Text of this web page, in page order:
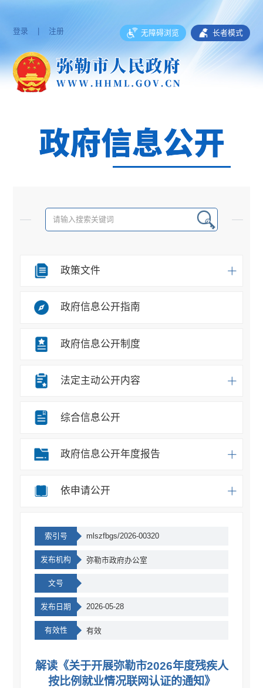
登录 | 注册 无障碍浏览 长者模式
政策文件
政府信息公开指南
政府信息公开制度
法定主动公开内容
综合信息公开
政府信息公开年度报告
依申请公开
索引号 mlszfbgs/2026-00320
发布机构 弥勒市政府办公室
文号
发布日期 2026-05-28
有效性 有效
解读《关于开展弥勒市2026年度残疾人
按比例就业情况联网认证的通知》